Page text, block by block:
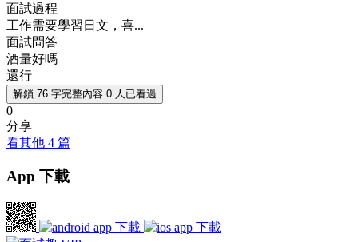
面試過程
工作需要學習日文，喜...
面試問答
酒量好嗎
還行
解鎖 76 字完整內容 0 人已看過
0
分享
看其他 4 篇
App 下載